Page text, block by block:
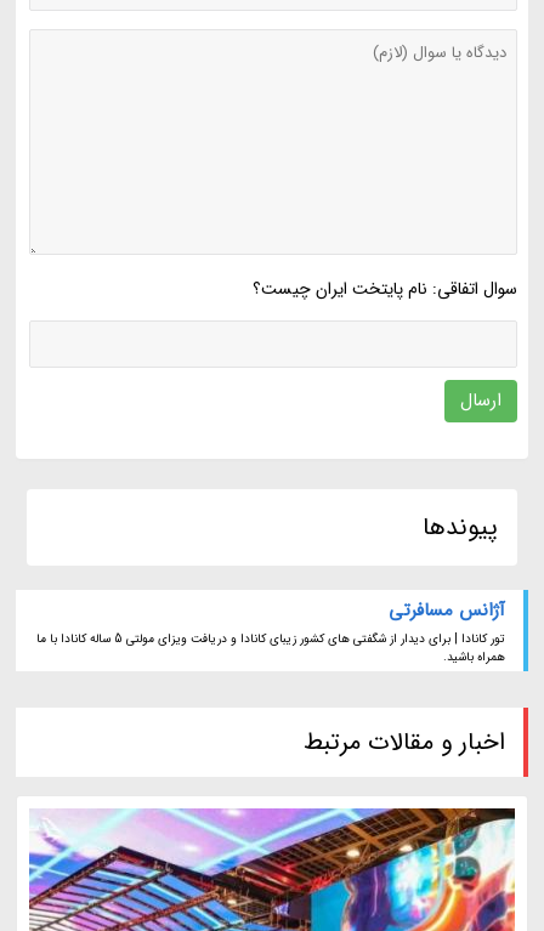
سوال اتفاقی: نام پایتخت ایران چیست؟
ارسال
پیوندها
آژانس مسافرتی
تور کانادا | برای دیدار از شگفتی های کشور زیبای کانادا و دریافت ویزای مولتی 5 ساله کانادا با ما
همراه باشید.
اخبار و مقالات مرتبط